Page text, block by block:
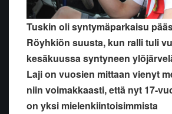
Tuskin oli syntymäparkaisu
Röyhkiön suusta, kun ralli tuli
kesäkuussa syntyneen
Laji on vuosien mittaan vienyt
niin voimakkaasti, että nyt 17-
on yksi mielenkiintoisimmista